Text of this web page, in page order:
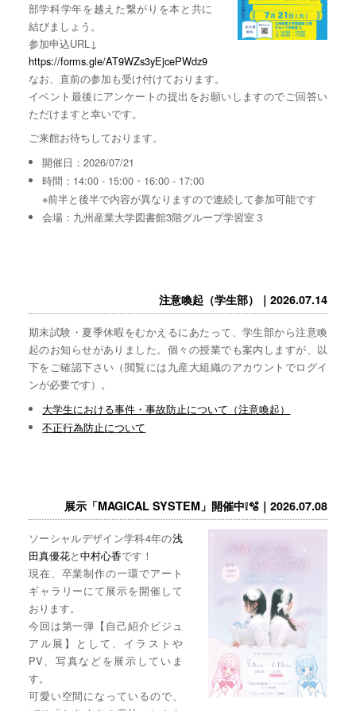
部学科学年を越えた繋がりを本と共に
結びましょう。
参加申込URL↓
https://forms.gle/AT9WZs3yEjcePWdz9
なお、直前の参加も受け付けております。
イベント最後にアンケートの提出をお願いしますのでご回答い
ただけますと幸いです。
ご来館お待ちしております。
開催日：2026/07/21
時間：14:00 - 15:00・16:00 - 17:00
※前半と後半で内容が異なりますので連続して参加可能です
会場：九州産業大学図書館3階グループ学習室３
注意喚起（学生部）｜2026.07.14
期末試験・夏季休暇をむかえるにあたって、学生部から注意喚
起のお知らせがありました。個々の授業でも案内しますが、以
下をご確認下さい（閲覧には九産大組織のアカウントでログイ
ンが必要です）。
大学生における事件・事故防止について（注意喚起）
不正行為防止について
展示「MAGICAL SYSTEM」開催中❕🫧｜2026.07.08
ソーシャルデザイン学科4年の浅
田真優花と中村心香です！
現在、卒業制作の一環でアート
ギャラリーにて展示を開催して
おります。
今回は第一弾【自己紹介ビジュ
アル展】として、イラストや
PV、写真などを展示していま
す。
可愛い空間になっているので、